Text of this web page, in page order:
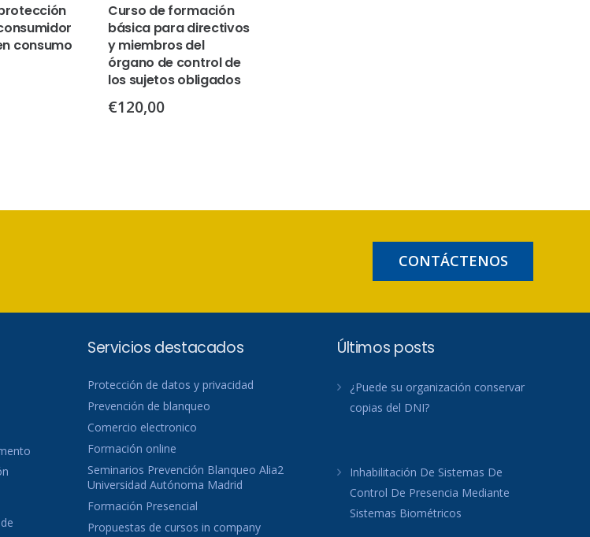
consumo
Curso de formación
básica para directivos
y miembros del
órgano de control de
los sujetos obligados
€120,00
CONTÁCTENOS
Servicios destacados
Protección de datos y privacidad
Prevención de blanqueo
Comercio electronico
Formación online
Seminarios Prevención Blanqueo Alia2
Universidad Autónoma Madrid
Formación Presencial
Propuestas de cursos in company
Últimos posts
¿Puede su organización conservar
copias del DNI?
Inhabilitación De Sistemas De
Control De Presencia Mediante
Sistemas Biométricos